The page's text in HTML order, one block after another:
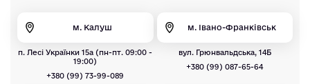
м. Калуш
п. Лесі Українки 15а (пн-пт. 09:00 -
19:00)
+380 (99) 73-99-089
м. Івано-Франківськ
вул. Грюнвальдська, 14Б
+380 (99) 087-65-64